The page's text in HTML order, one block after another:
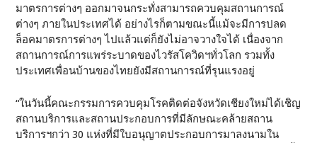
มาตรการต่างๆ ออกมาจนกระทั่งสามารถควบคุมสถานการณ์
ต่างๆ ภายในประเทศได้ อย่างไรก็ตามขณะนี้แม้จะมีการปลด
ล็อคมาตรการต่างๆ ไปแล้วแต่ก็ยังไม่อาจวางใจได้ เนื่องจาก
สถานการณ์การแพร่ระบาดของไวรัสโควิดฯทั่วโลก รวมทั้ง
ประเทศเพื่อนบ้านของไทยยังมีสถานการณ์ที่รุนแรงอยู่
“ในวันนี้คณะกรรมการควบคุมโรคติดต่อจังหวัดเชียงใหม่ได้เชิญ
สถานบริการและสถานประกอบการที่มีลักษณะคล้ายสถาน
บริการฯกว่า 30 แห่งที่มีใบอนุญาตประกอบการมาลงนามใน